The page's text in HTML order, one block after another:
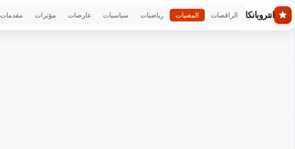
Skip to main content
انتروبانكا الراقصات المغنيات رياضيات سياسيات عارضات مؤثرات مقدمات